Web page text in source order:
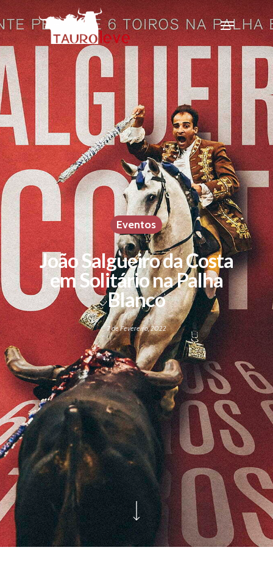
Eventos
João Salgueiro da Costa
em Solitário na Palha
Blanco
7 de Fevereiro, 2022